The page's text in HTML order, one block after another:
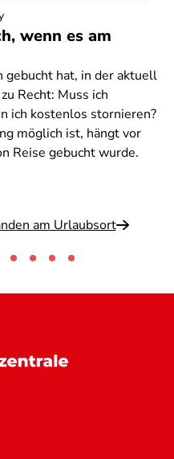
wenn es am
gebucht hat, in der aktuell
Recht: Muss ich
ich kostenlos stornieren?
möglich ist, hängt vor
Reise gebucht wurde.
am Urlaubsort